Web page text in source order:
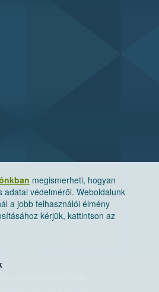
megismerheti, hogyan
adatai védelméről. Weboldalunk
a jobb felhasználói élmény
kérjük, kattintson az
biztonsági Hivatal